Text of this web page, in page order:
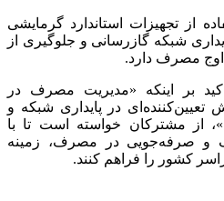
از تجهیزات استاندارد گرمایشی
شبکه گازرسانی و جلوگیری از
اوج مصرف دارد.
بر اینکه «مدیریت مصرف در
در پایداری شبکه و
از مشترکان خواسته است تا با
و صرفه‌جویی در مصرف، زمینه
کشور را فراهم کنند.